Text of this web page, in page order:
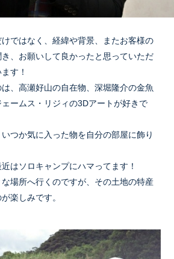
ではなく、経緯や背景、またお客様の
、お願いして良かったと思っていただ
す！
、高瀬好山の自在物、深堀隆介の金魚
ームス・リジィの3Dアートが好きで
つか気に入った物を自分の部屋に飾り
はソロキャンプにハマってます！
場所へ行くのですが、その土地の特産
楽しみです。